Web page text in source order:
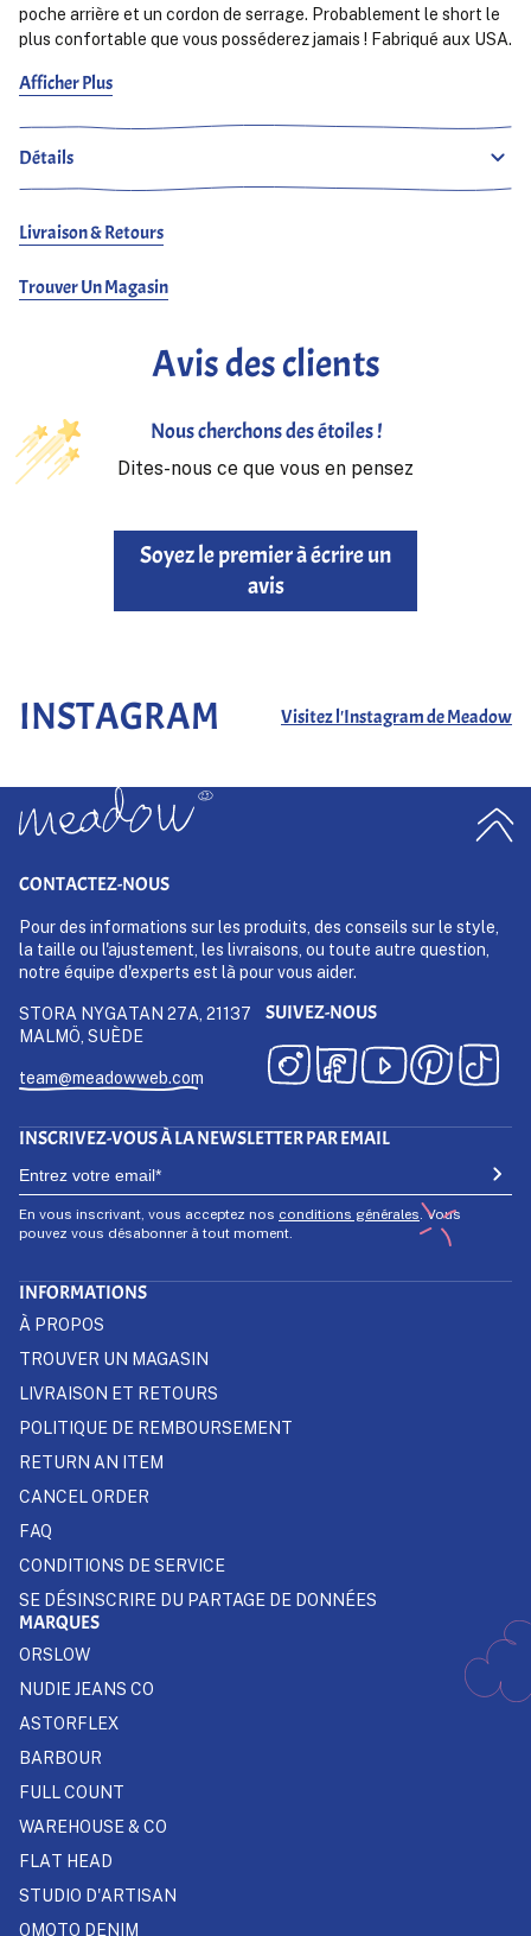
poche arrière et un cordon de serrage. Probablement le short le
plus confortable que vous posséderez jamais ! Fabriqué aux USA.
Ludjero mesure 179 cm, de constitution mince et porte du Small.
Afficher Plus
Détails
Livraison & Retours
Trouver Un Magasin
Avis des clients
Nous cherchons des étoiles !
Dites-nous ce que vous en pensez
Soyez le premier à écrire un
avis
INSTAGRAM Visitez l'Instagram de Meadow
CONTACTEZ-NOUS
Pour des informations sur les produits, des conseils sur le style,
la taille ou l'ajustement, les livraisons, ou toute autre question,
notre équipe d'experts est là pour vous aider.
STORA NYGATAN 27A, 21137
MALMÖ, SUÈDE
team@meadowweb.com
SUIVEZ-NOUS
INSCRIVEZ-VOUS À LA NEWSLETTER PAR EMAIL
En vous inscrivant, vous acceptez nos conditions générales . Vous
pouvez vous désabonner à tout moment.
INFORMATIONS
À PROPOS
TROUVER UN MAGASIN
LIVRAISON ET RETOURS
POLITIQUE DE REMBOURSEMENT
RETURN AN ITEM
CANCEL ORDER
FAQ
CONDITIONS DE SERVICE
SE DÉSINSCRIRE DU PARTAGE DE DONNÉES
MARQUES
ORSLOW
NUDIE JEANS CO
ASTORFLEX
BARBOUR
FULL COUNT
WAREHOUSE & CO
FLAT HEAD
STUDIO D'ARTISAN
OMOTO DENIM